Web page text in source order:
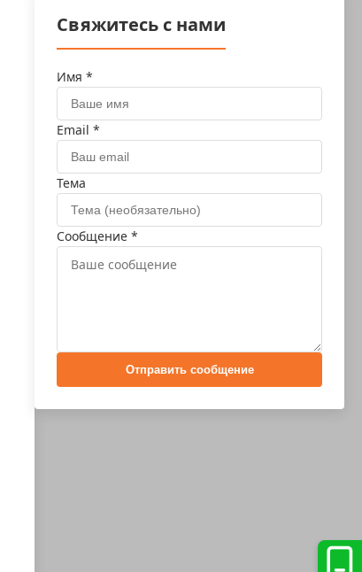
Свяжитесь с нами
Имя *
Email *
Тема
Сообщение *
Отправить сообщение